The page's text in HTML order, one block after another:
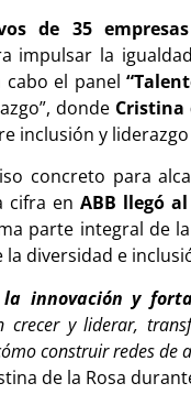
de 35
impulsar la
cabo el panel
donde Cristina
inclusión y
concreto para
cifra en ABB llegó al
parte integral de
diversidad e
innovación y
crecer y liderar,
construir redes de
de la Rosa